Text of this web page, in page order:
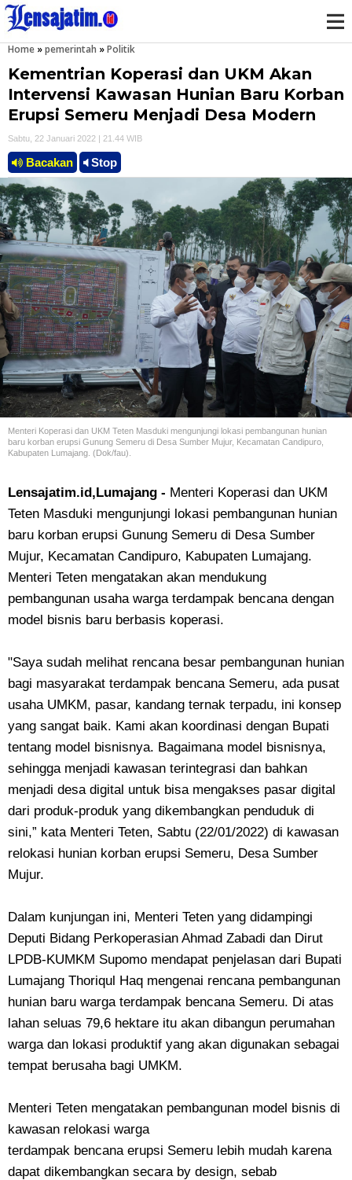
e
Home »pemerintah »Politik
Kementrian Koperasi dan UKM Akan
Intervensi Kawasan Hunian Baru Korban
Erupsi Semeru Menjadi Desa Modern
Sabtu, 22 Januari 2022 | 21.44 WIB
Bacakan Stop
Menteri Koperasi dan UKM Teten Masduki mengunjungi lokasi pembangunan hunian
baru korban erupsi Gunung Semeru di Desa Sumber Mujur, Kecamatan Candipuro,
Kabupaten Lumajang. (Dok/fau).
Lensajatim.id,Lumajang - Menteri Koperasi dan UKM
Teten Masduki mengunjungi lokasi pembangunan hunian
baru korban erupsi Gunung Semeru di Desa Sumber
Mujur, Kecamatan Candipuro, Kabupaten Lumajang.
Menteri Teten mengatakan akan mendukung
pembangunan usaha warga terdampak bencana dengan
model bisnis baru berbasis koperasi.
"Saya sudah melihat rencana besar pembangunan hunian
bagi masyarakat terdampak bencana Semeru, ada pusat
usaha UMKM, pasar, kandang ternak terpadu, ini konsep
yang sangat baik. Kami akan koordinasi dengan Bupati
tentang model bisnisnya. Bagaimana model bisnisnya,
sehingga menjadi kawasan terintegrasi dan bahkan
menjadi desa digital untuk bisa mengakses pasar digital
dari produk-produk yang dikembangkan penduduk di
sini,” kata Menteri Teten, Sabtu (22/01/2022) di kawasan
relokasi hunian korban erupsi Semeru, Desa Sumber
Mujur.
Dalam kunjungan ini, Menteri Teten yang didampingi
Deputi Bidang Perkoperasian Ahmad Zabadi dan Dirut
LPDB-KUMKM Supomo mendapat penjelasan dari Bupati
Lumajang Thoriqul Haq mengenai rencana pembangunan
hunian baru warga terdampak bencana Semeru. Di atas
lahan seluas 79,6 hektare itu akan dibangun perumahan
warga dan lokasi produktif yang akan digunakan sebagai
tempat berusaha bagi UMKM.
Menteri Teten mengatakan pembangunan model bisnis di
kawasan relokasi warga
terdampak bencana erupsi Semeru lebih mudah karena
dapat dikembangkan secara by design, sebab